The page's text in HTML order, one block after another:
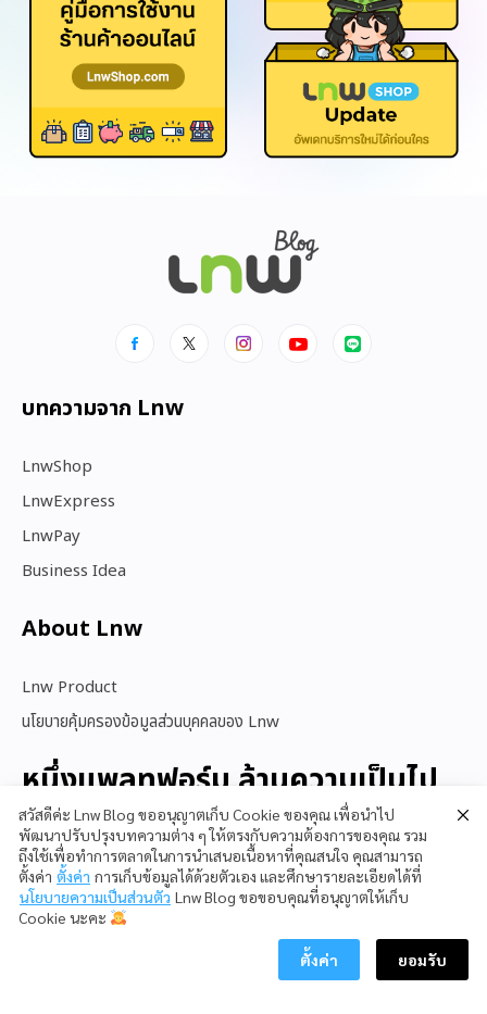
บทความจาก Lnw
LnwShop
LnwExpress
LnwPay
Business Idea
About Lnw​
Lnw Product
นโยบายคุ้มครองข้อมูลส่วนบุคคลของ Lnw
หนึ่งแพลทฟอร์ม ล้านความเป็นไป
ได้
สนใจใช้ LnwShop
สวัสดีค่ะ Lnw Blog ขออนุญาตเก็บ Cookie ของคุณ เพื่อนำไป
พัฒนาปรับปรุงบทความต่าง ๆ ให้ตรงกับความต้องการของคุณ รวม
ถึงใช้เพื่อทำการตลาดในการนำเสนอเนื้อหาที่คุณสนใจ คุณสามารถ
ตั้งค่า ตั้งค่า การเก็บข้อมูลได้ด้วยตัวเอง และศึกษารายละเอียดได้ที่
นโยบายความเป็นส่วนตัว Lnw Blog ขอขอบคุณที่อนุญาตให้เก็บ
Cookie นะคะ
ตั้งค่า ยอมรับ